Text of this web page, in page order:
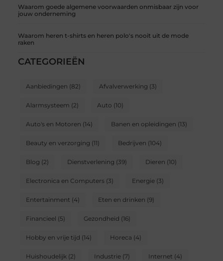
Waarom goede algemene voorwaarden onmisbaar zijn voor
jouw onderneming
Waarom heren t-shirts en heren polo's nooit uit de mode
raken
CATEGORIEËN
Aanbiedingen (82) Afvalverwerking (3)
Alarmsysteem (2) Auto (10)
Auto's en Motoren (14) Banen en opleidingen (13)
Beauty en verzorging (11) Bedrijven (104)
Blog (2) Dienstverlening (39) Dieren (10)
Electronica en Computers(3) Energie(3)
Entertainment (4) Eten en drinken (9)
Financieel (5) Gezondheid (16)
Hobby en vrije tijd (14) Horeca (4)
Huishoudelijk(2) Industrie(7) Internet (4)